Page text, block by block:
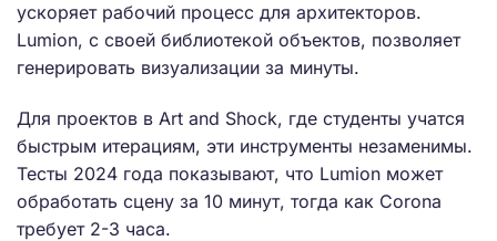
ускоряет рабочий процесс для архитекторов.
Lumion, с своей библиотекой объектов, позволяет
генерировать визуализации за минуты.
Для проектов в Art and Shock, где студенты учатся
быстрым итерациям, эти инструменты незаменимы.
Тесты 2024 года показывают, что Lumion может
обработать сцену за 10 минут, тогда как Corona
требует 2-3 часа.